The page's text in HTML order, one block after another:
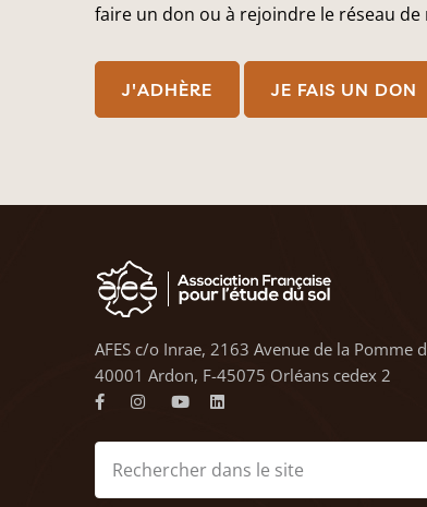
faire un don ou à rejoindre le réseau de
J'ADHÈRE JE FAIS UN DON
AFES c/o Inrae, 2163 Avenue de la Pomme
40001 Ardon, F-45075 Orléans cedex 2